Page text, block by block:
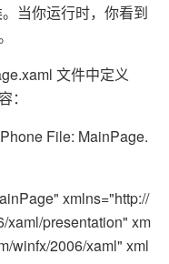
当你运行时，你看到
文件中定义
File: MainPage.
xmlns="http://
xaml/presentation" xm
winfx/2006/xaml" xml